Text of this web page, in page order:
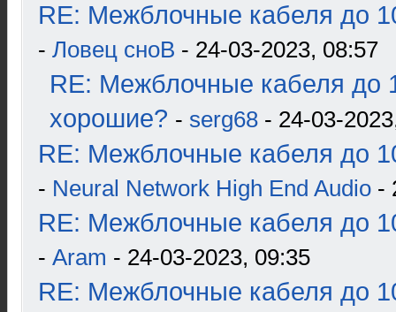
RE: Межблочные кабеля до
- Ловец сноВ - 24-03-2023, 08:57
RE: Межблочные кабеля до
хорошие? - serg68 - 24-03-
RE: Межблочные кабеля до
- Neural Network High End Audio -
RE: Межблочные кабеля до
- Aram - 24-03-2023, 09:35
RE: Межблочные кабеля до